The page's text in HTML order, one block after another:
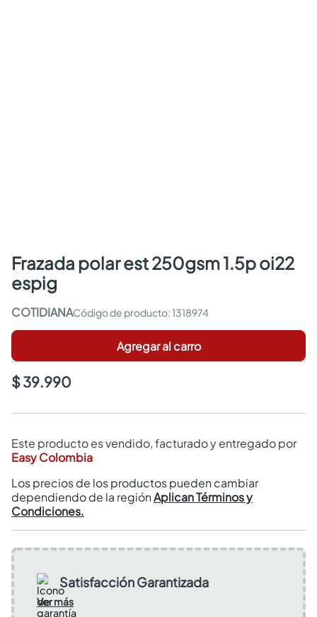
frazada polar est 250gsm 1.5p oi22
espig
COTIDIANA :1318974
Agregar al carro
$ 39.990
Este producto es vendido, facturado y entregado por
Easy Colombia
Los precios de los productos pueden cambiar
dependiendo de la regiónAplican Términos y
Condiciones.
Satisfacción Garantizada
Ver más